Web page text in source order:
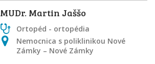
MUDr. Martin Jaššo
Ortopéd - ortopédia
Nemocnica s poliklinikou Nové
Zámky – Nové Zámky